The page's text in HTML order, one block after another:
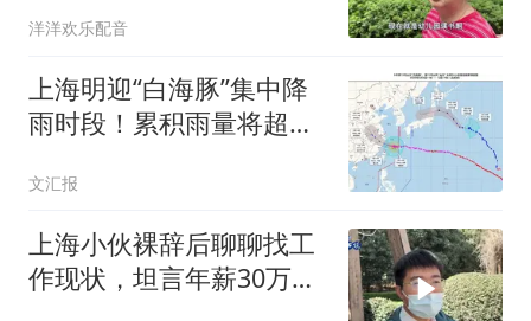
洋洋欢乐配音
上海明迎“白海豚”集中降
雨时段！累积雨量将超
文汇报
上海小伙裸辞后聊聊找工
作现状，坦言年薪30万的